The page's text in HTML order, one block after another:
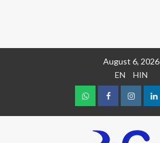
August 6, 2026
EN
HIN